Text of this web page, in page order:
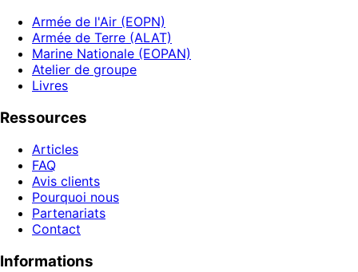
Armée de l'Air (EOPN)
Armée de Terre (ALAT)
Marine Nationale (EOPAN)
Atelier de groupe
Livres
Ressources
Articles
FAQ
Avis clients
Pourquoi nous
Partenariats
Contact
Informations